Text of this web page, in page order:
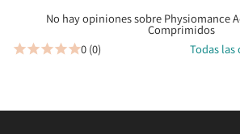
No hay opiniones sobre Physiomance
Comprimidos
0 (0) Todas